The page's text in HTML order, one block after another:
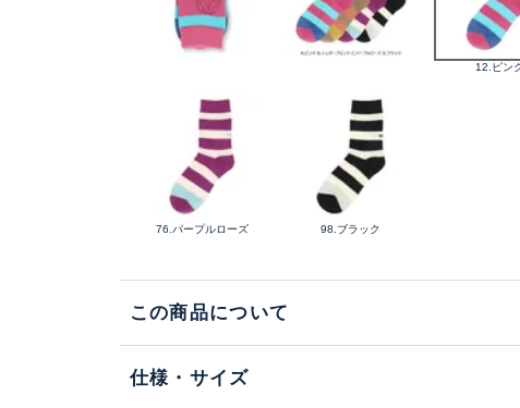
12.ピン
76.パープルローズ 98.ブラック
この商品について
仕様・サイズ